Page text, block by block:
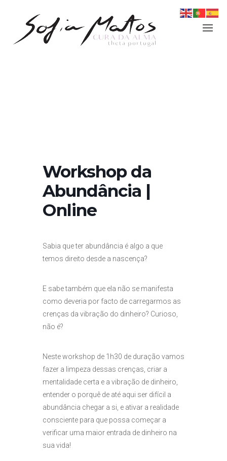
Workshop da
Abundância |
Online
Sabia que ter abundância é algo a que
temos direito desde a nascença?
E sabe também que ela não se manifesta
como deveria por facto de carregarmos as
crenças da vibração do dinheiro? Curioso,
não é?
Neste workshop de 1h30 de duração vamos
fazer a limpeza dessas crenças, criar a
mentalidade certa e a vibração de dinheiro,
entender o porquê de até aqui ser difícil a
abundância chegar a si, e ativar a realidade
consciente para que possa começar a
verificar uma maior entrada de dinheiro na
sua vida!